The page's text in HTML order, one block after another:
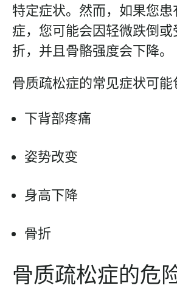
特定症状。然而，如果您
症，您可能会因轻微跌倒
折，并且骨骼强度会下降。
骨质疏松症的常见症状可能
下背部疼痛
姿势改变
身高下降
骨折
骨质疏松症的危